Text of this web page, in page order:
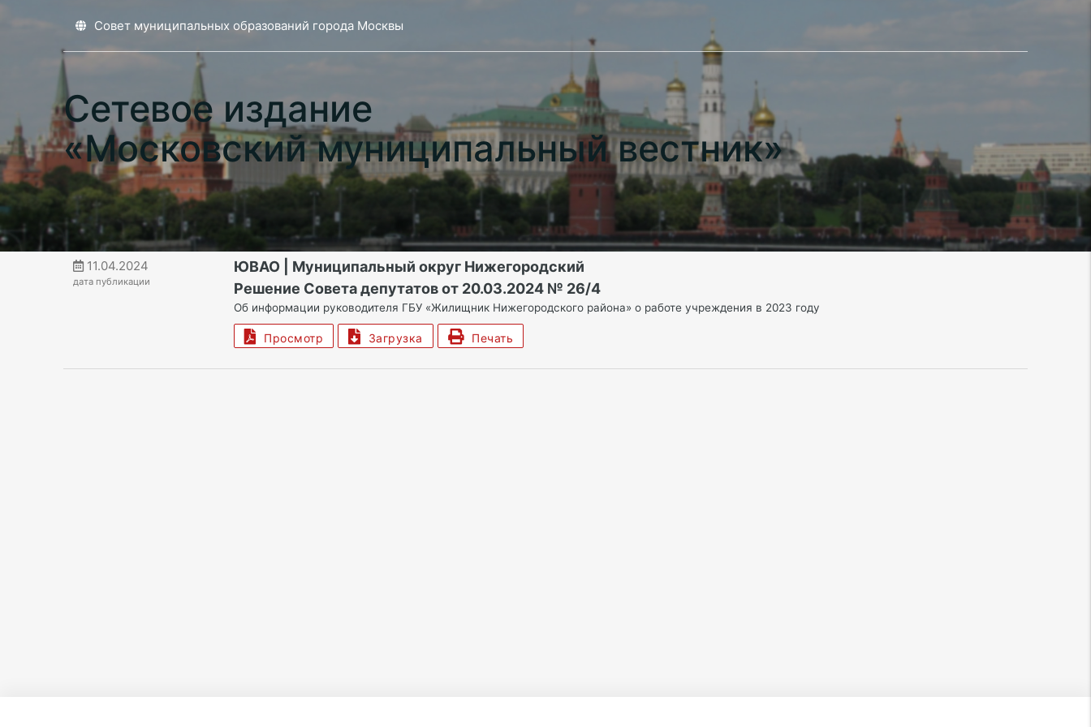
Совет муниципальных образований города Москвы
Сетевое издание
«Московский муниципальный вестник»
11.04.2024
дата публикации
ЮВАО | Муниципальный округ Нижегородский
Решение Совета депутатов от 20.03.2024 № 26/4
Об информации руководителя ГБУ «Жилищник Нижегородского района» о работе учреждения в 2023 году
Просмотр Загрузка Печать